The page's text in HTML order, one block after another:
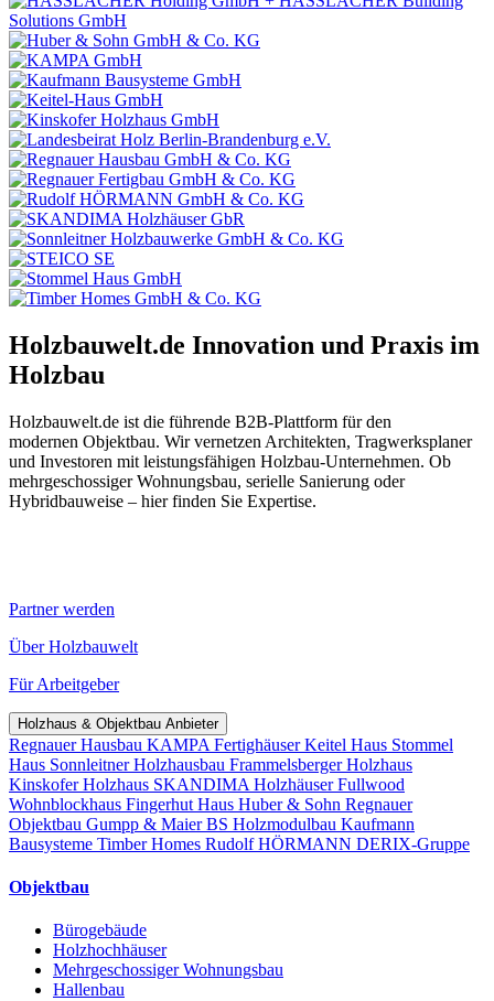
Holzbauwelt.de Innovation und Praxis im
Holzbau
Holzbauwelt.de ist die führende B2B-Plattform für den
modernen Objektbau. Wir vernetzen Architekten, Tragwerksplaner
und Investoren mit leistungsfähigen Holzbau-Unternehmen. Ob
mehrgeschossiger Wohnungsbau, serielle Sanierung oder
Hybridbauweise – hier finden Sie Expertise.
Partner werden
Über Holzbauwelt
Für Arbeitgeber
Holzhaus & Objektbau Anbieter
Regnauer Hausbau KAMPA FertighäuserKeitel Haus Stommel
Haus Sonnleitner Holzhausbau Frammelsberger Holzhaus
Kinskofer Holzhaus SKANDIMA HolzhäuserFullwood
Wohnblockhaus Fingerhut Haus Huber & Sohn Regnauer
Objektbau Gumpp & MaierBS Holzmodulbau Kaufmann
Bausysteme Timber Homes Rudolf HÖRMANN DERIX-Gruppe
Objektbau
Bürogebäude
Holzhochhäuser
Mehrgeschossiger Wohnungsbau
Hallenbau